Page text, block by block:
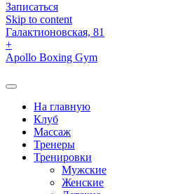
Записаться
Skip to content
Галактионовская, 81
+
Apollo Boxing Gym
На главную
Клуб
Массаж
Тренеры
Тренировки
Мужские
Женские